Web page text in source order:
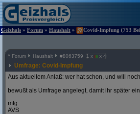
Geizhals » Forum » Haushalt » Covid-Impfung (753
^ Forum Haushalt #8063759 1 x x 4
Umfrage: Covid-Impfung
Aus aktuellem Anlaß: wer hat schon, und will
bewußt als Umfrage angelegt, damit ihr später
mfg
AVS